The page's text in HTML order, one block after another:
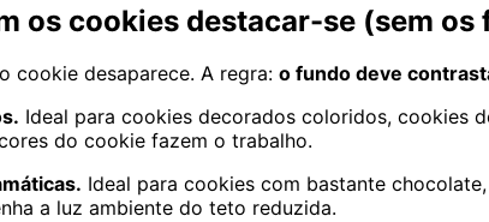
os cookies destacar-se (sem os
cookie desaparece. A regra: o fundo deve
Ideal para cookies decorados coloridos, cookies
do cookie fazem o trabalho.
Ideal para cookies com bastante
a luz ambiente do teto reduzida.